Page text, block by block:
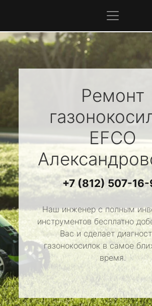
Ремонт
EFCO
+7 (812) 507-16-
Наш инженер с полным
инструментов бесплатно
Вас и сделает
газонокосилок в самое
время.